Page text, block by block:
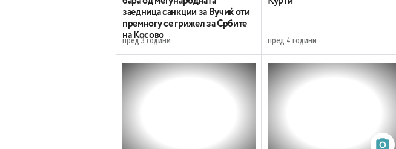
заедница санкции за Вучиќ оти
премногу се грижел за Србите
на Косово
пред 3 години пред 4 години